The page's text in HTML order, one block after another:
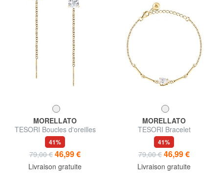
MORELLATO
TESORI Boucles d'oreilles
41%
79,00 € 46,99 €
Livraison gratuite
MORELLATO
TESORI Bracelet
41%
79,00 € 46,99 €
Livraison gratuite